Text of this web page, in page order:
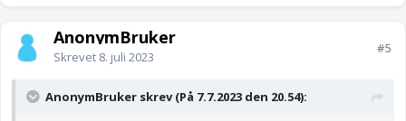
AnonymBruker
Skrevet 8. juli 2023
#5
AnonymBruker skrev (På 7.7.2023 den 20.54):